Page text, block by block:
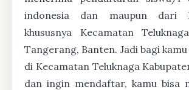
indonesia dan maupun dari
khususnya Kecamatan
Tangerang, Banten. Jadi bagi
di Kecamatan Teluknaga
dan ingin mendaftar, kamu bisa